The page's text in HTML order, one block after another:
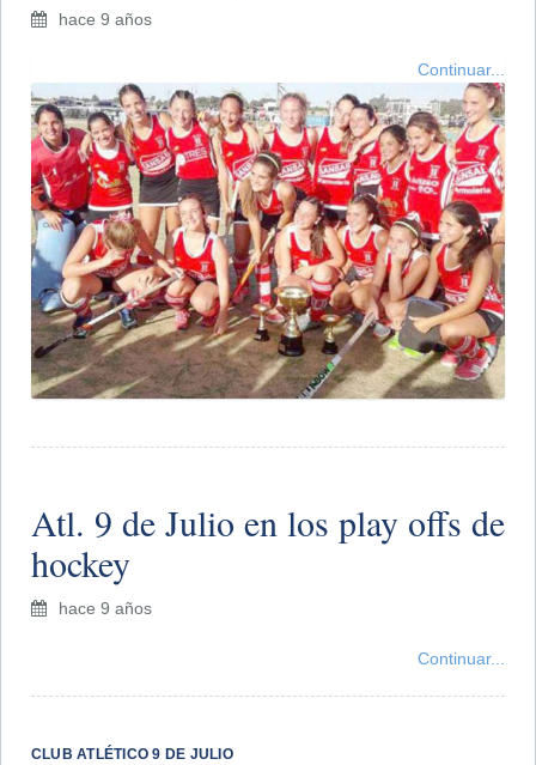
hace 9 años
Continuar...
Atl. 9 de Julio en los play offs de
hockey
hace 9 años
Continuar...
CLUB ATLÉTICO 9 DE JULIO